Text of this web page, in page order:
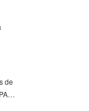
de